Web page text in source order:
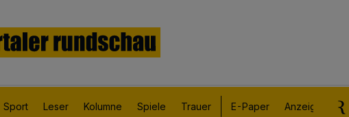
Sport Leser Kolumne Spiele Trauer E-Paper Anzeigen